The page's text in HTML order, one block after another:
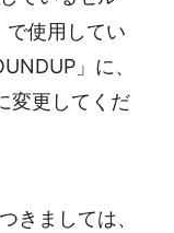
で使用してい
」に、
変更してくだ
きましては、